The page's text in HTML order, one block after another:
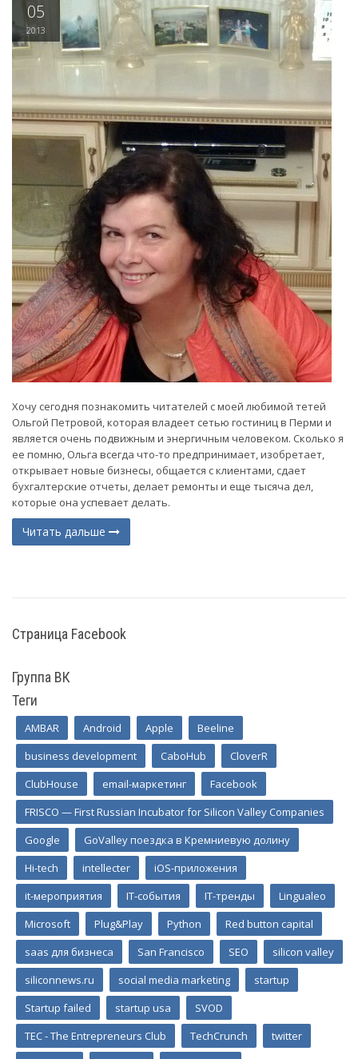
05
2013
Хочу сегодня познакомить читателей с моей любимой тетей
Ольгой Петровой, которая владеет сетью гостиниц в Перми и
является очень подвижным и энергичным человеком. Сколько я
ее помню, Ольга всегда что-то предпринимает, изобретает,
открывает новые бизнесы, общается с клиентами, сдает
бухгалтерские отчеты, делает ремонты и еще тысяча дел,
которые она успевает делать.
Читать дальше
Страница Facebook
Группа ВК
Теги
AMBAR Android Apple
Beeline
business development
CaboHub
CloverR
ClubHouse
email-маркетинг
Facebook
FRISCO — First Russian Incubator for Silicon Valley Companies
Google
GoValley поездка в Кремниевую долину
Hi-tech
intellecter
iOS-приложения
it-мероприятия
IT-события IT-тренды
Lingualeo
Microsoft
Plug&Play Python
Red button capital
saas для бизнеса
San Francisco SEO
silicon valley
siliconnews.ru
social media marketing
startup
Startup failed
startup usa
SVOD
TEC - The Entrepreneurs Club
TechCrunch
twitter